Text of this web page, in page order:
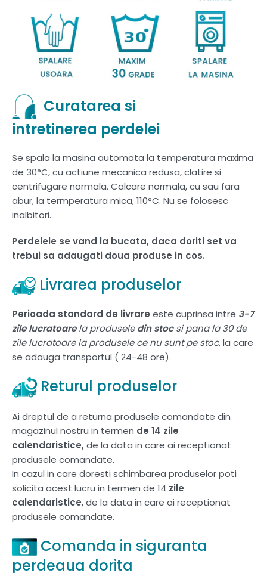
Curatarea si
intretinerea perdelei
Se spala la masina automata la temperatura maxima
de 30°C, cu actiune mecanica redusa, clatire si
centrifugare normala. Calcare normala, cu sau fara
abur, la termperatura mica, 110°C. Nu se folosesc
inalbitori.
Perdelele se vand la bucata, daca doriti set va
trebui sa adaugati doua produse in cos.
Livrarea produselor
Perioada standard de livrare este cuprinsa intre 3-7
zile lucratoarela produseledin stocsi pana la 30 de
zile lucratoare la produsele ce nu sunt pe stoc, la care
se adauga transportul ( 24-48 ore).
Returul produselor
Ai dreptul de a returna produsele comandate din
magazinul nostru in termen de 14 zile
calendaristice,de la data in care ai receptionat
produsele comandate.
In cazul in care doresti schimbarea produselor poti
solicita acest lucru in termen de 14 zile
calendaristice, de la data in care ai receptionat
produsele comandate.
Comanda in siguranta
perdeaua dorita